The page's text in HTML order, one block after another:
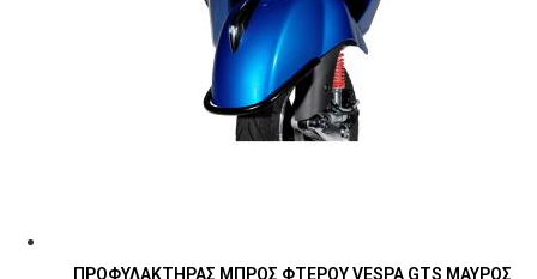
ΠΡΟΦΥΛΑΚΤΗΡΑΣ ΜΠΡΟΣ ΦΤΕΡΟΥ VESPA GTS ΜΑΥΡΟΣ